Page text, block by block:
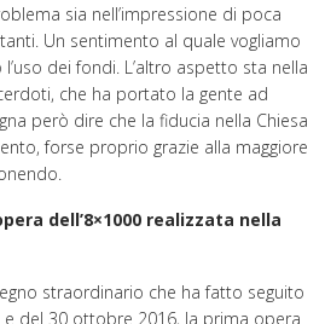
sia nell’impressione di poca
Un sentimento al quale vogliamo
dei fondi. L’altro aspetto sta nella
che ha portato la gente ad
però dire che la fiducia nella Chiesa
forse proprio grazie alla maggiore
dell’8×1000 realizzata nella
straordinario che ha fatto seguito
del 30 ottobre 2016, la prima opera